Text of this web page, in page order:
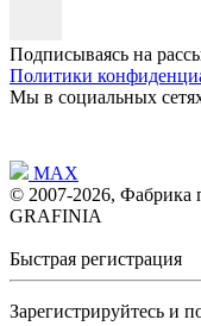
Подписываясь на
Политики
Мы в социальных
MAX
© 2007-2026, Фабрика
GRAFINIA
Быстрая регистрация
Зарегистрируйтесь и